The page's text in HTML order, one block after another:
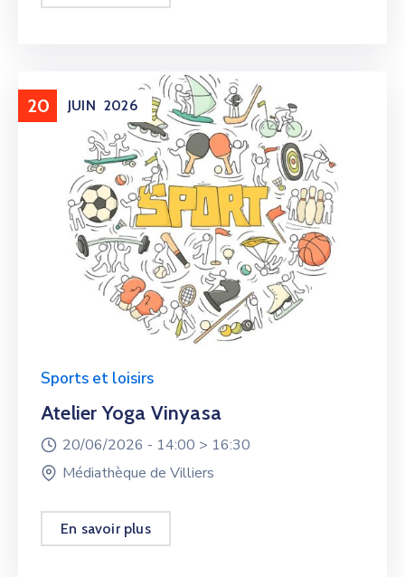
20 JUIN 2026
Sports et loisirs
Atelier Yoga Vinyasa
20/06/2026 - 14:00 > 16:30
Médiathèque de Villiers
En savoir plus